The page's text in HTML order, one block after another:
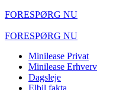
FORESPØRG NU
FORESPØRG NU
Minilease Privat
Minilease Erhverv
Dagsleje
Elbil fakta